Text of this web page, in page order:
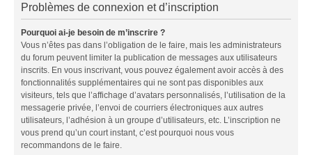
Problèmes de connexion et d’inscription
Pourquoi ai-je besoin de m’inscrire ?
Vous n’êtes pas dans l’obligation de le faire, mais les administrateurs
du forum peuvent limiter la publication de messages aux utilisateurs
inscrits. En vous inscrivant, vous pouvez également avoir accès à des
fonctionnalités supplémentaires qui ne sont pas disponibles aux
visiteurs, tels que l’affichage d’avatars personnalisés, l’utilisation de la
messagerie privée, l’envoi de courriers électroniques aux autres
utilisateurs, l’adhésion à un groupe d’utilisateurs, etc. L’inscription ne
vous prend qu’un court instant, c’est pourquoi nous vous
recommandons de le faire.